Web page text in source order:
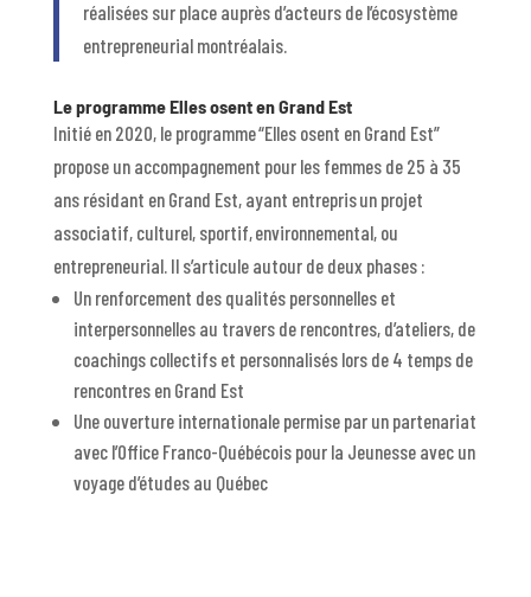
réalisées sur place auprès d’acteurs de l’écosystème
entrepreneurial montréalais.
Le programme Elles osent en Grand Est
Initié en 2020, le programme “Elles osent en Grand Est”
propose un accompagnement pour les femmes de 25 à 35
ans résidant en Grand Est, ayant entrepris un projet
associatif, culturel, sportif, environnemental, ou
entrepreneurial. Il s’articule autour de deux phases :
Un renforcement des qualités personnelles et
interpersonnelles au travers de rencontres, d’ateliers, de
coachings collectifs et personnalisés lors de 4 temps de
rencontres en Grand Est
Une ouverture internationale permise par un partenariat
avec l’Office Franco-Québécois pour la Jeunesse avec un
voyage d’études au Québec